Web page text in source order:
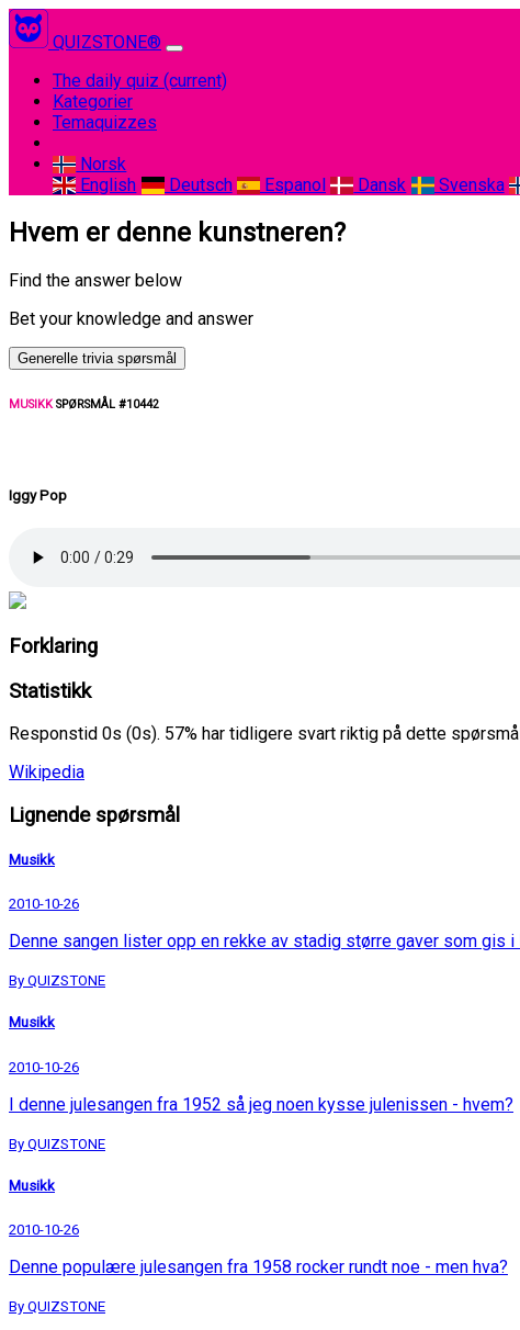
QUIZSTONE®
The daily quiz (current)
Kategorier
Temaquizzes
Norsk
English
Deutsch Espanol Dansk Svenska
Hvem er denne kunstneren?
Find the answer below
Bet your knowledge and answer
Generelle trivia spørsmål
MUSIKKSPØRSMÅL #10442
Iggy Pop
Forklaring
Statistikk
Responstid 0s (0s). 57% har tidligere svart riktig på dette
Wikipedia
Lignende spørsmål
Musikk
2010-10-26
Denne sangen lister opp en rekke av stadig større gaver som gis i
By QUIZSTONE
Musikk
2010-10-26
I denne julesangen fra 1952 så jeg noen kysse julenissen - hvem?
By QUIZSTONE
Musikk
2010-10-26
Denne populære julesangen fra 1958 rocker rundt noe - men hva?
By QUIZSTONE